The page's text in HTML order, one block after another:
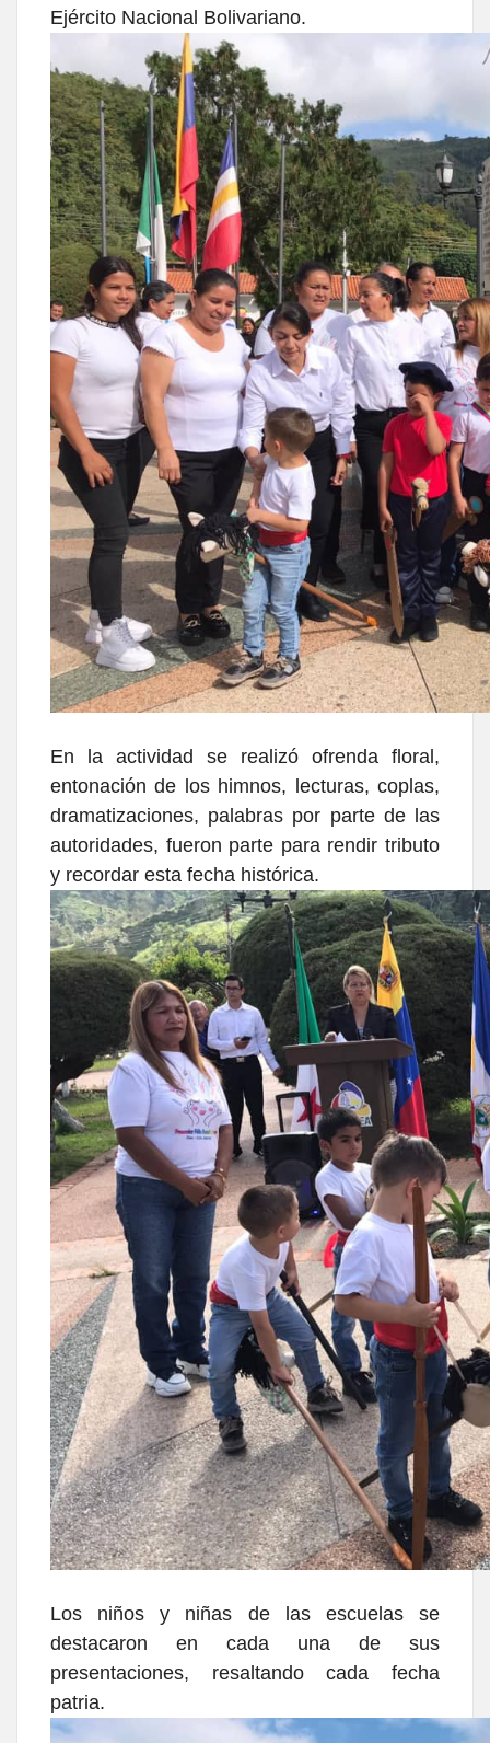
Ejército Nacional Bolivariano.
En la actividad se realizó ofrenda floral,
entonación de los himnos, lecturas, coplas,
dramatizaciones, palabras por parte de las
autoridades, fueron parte para rendir tributo
y recordar esta fecha histórica.
Los niños y niñas de las escuelas se
destacaron en cada una de sus
presentaciones, resaltando cada fecha
patria.